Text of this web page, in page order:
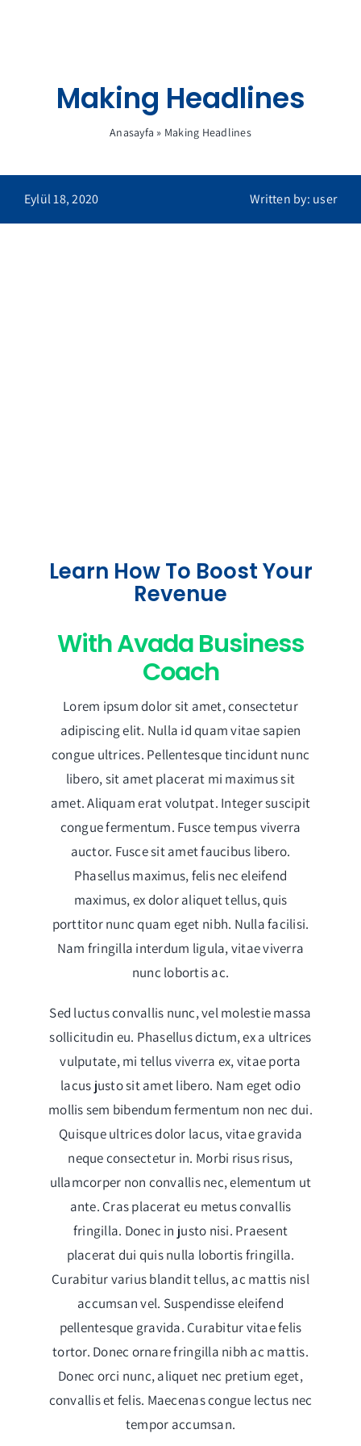
Making Headlines
Anasayfa » Making Headlines
Eylül 18, 2020 Written by: user
Learn How To Boost Your
Revenue
With Avada Business
Coach
Lorem ipsum dolor sit amet, consectetur
adipiscing elit. Nulla id quam vitae sapien
congue ultrices. Pellentesque tincidunt nunc
libero, sit amet placerat mi maximus sit
amet. Aliquam erat volutpat. Integer suscipit
congue fermentum. Fusce tempus viverra
auctor. Fusce sit amet faucibus libero.
Phasellus maximus, felis nec eleifend
maximus, ex dolor aliquet tellus, quis
porttitor nunc quam eget nibh. Nulla facilisi.
Nam fringilla interdum ligula, vitae viverra
nunc lobortis ac.
Sed luctus convallis nunc, vel molestie massa
sollicitudin eu. Phasellus dictum, ex a ultrices
vulputate, mi tellus viverra ex, vitae porta
lacus justo sit amet libero. Nam eget odio
mollis sem bibendum fermentum non nec dui.
Quisque ultrices dolor lacus, vitae gravida
neque consectetur in. Morbi risus risus,
ullamcorper non convallis nec, elementum ut
ante. Cras placerat eu metus convallis
fringilla. Donec in justo nisi. Praesent
placerat dui quis nulla lobortis fringilla.
Curabitur varius blandit tellus, ac mattis nisl
accumsan vel. Suspendisse eleifend
pellentesque gravida. Curabitur vitae felis
tortor. Donec ornare fringilla nibh ac mattis.
Donec orci nunc, aliquet nec pretium eget,
convallis et felis. Maecenas congue lectus nec
tempor accumsan.